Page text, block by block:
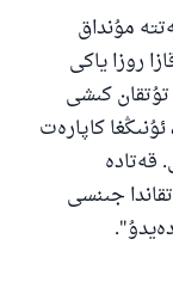
"ئەلمەجمۇ" 6-توم 383-بەتتە مۇنداق
روزا ياكى
تۇتقان كىشى
كاپارەت
قەتادە
جىنسى